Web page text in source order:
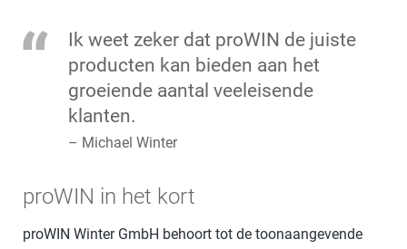
Ik weet zeker dat proWIN de juiste
producten kan bieden aan het
groeiende aantal veeleisende
klanten.
– Michael Winter
proWIN in het kort
proWIN Winter GmbH behoort tot de toonaangevende